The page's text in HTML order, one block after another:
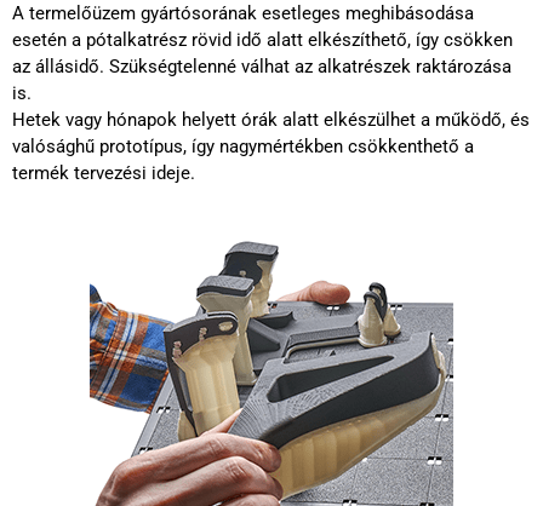
A termelőüzem gyártósorának esetleges meghibásodása
esetén a pótalkatrész rövid idő alatt elkészíthető, így csökken
az állásidő. Szükségtelenné válhat az alkatrészek raktározása
is.
Hetek vagy hónapok helyett órák alatt elkészülhet a működő, és
valósághű prototípus, így nagymértékben csökkenthető a
termék tervezési ideje.